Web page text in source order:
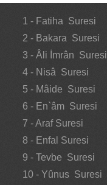
1 - Fatiha Suresi
2 - Bakara Suresi
3 - Âli İmrân Suresi
4 - Nisâ Suresi
5 - Mâide Suresi
6 - En`âm Suresi
7 - Araf Suresi
8 - Enfal Suresi
9 - Tevbe Suresi
10 - Yûnus Suresi